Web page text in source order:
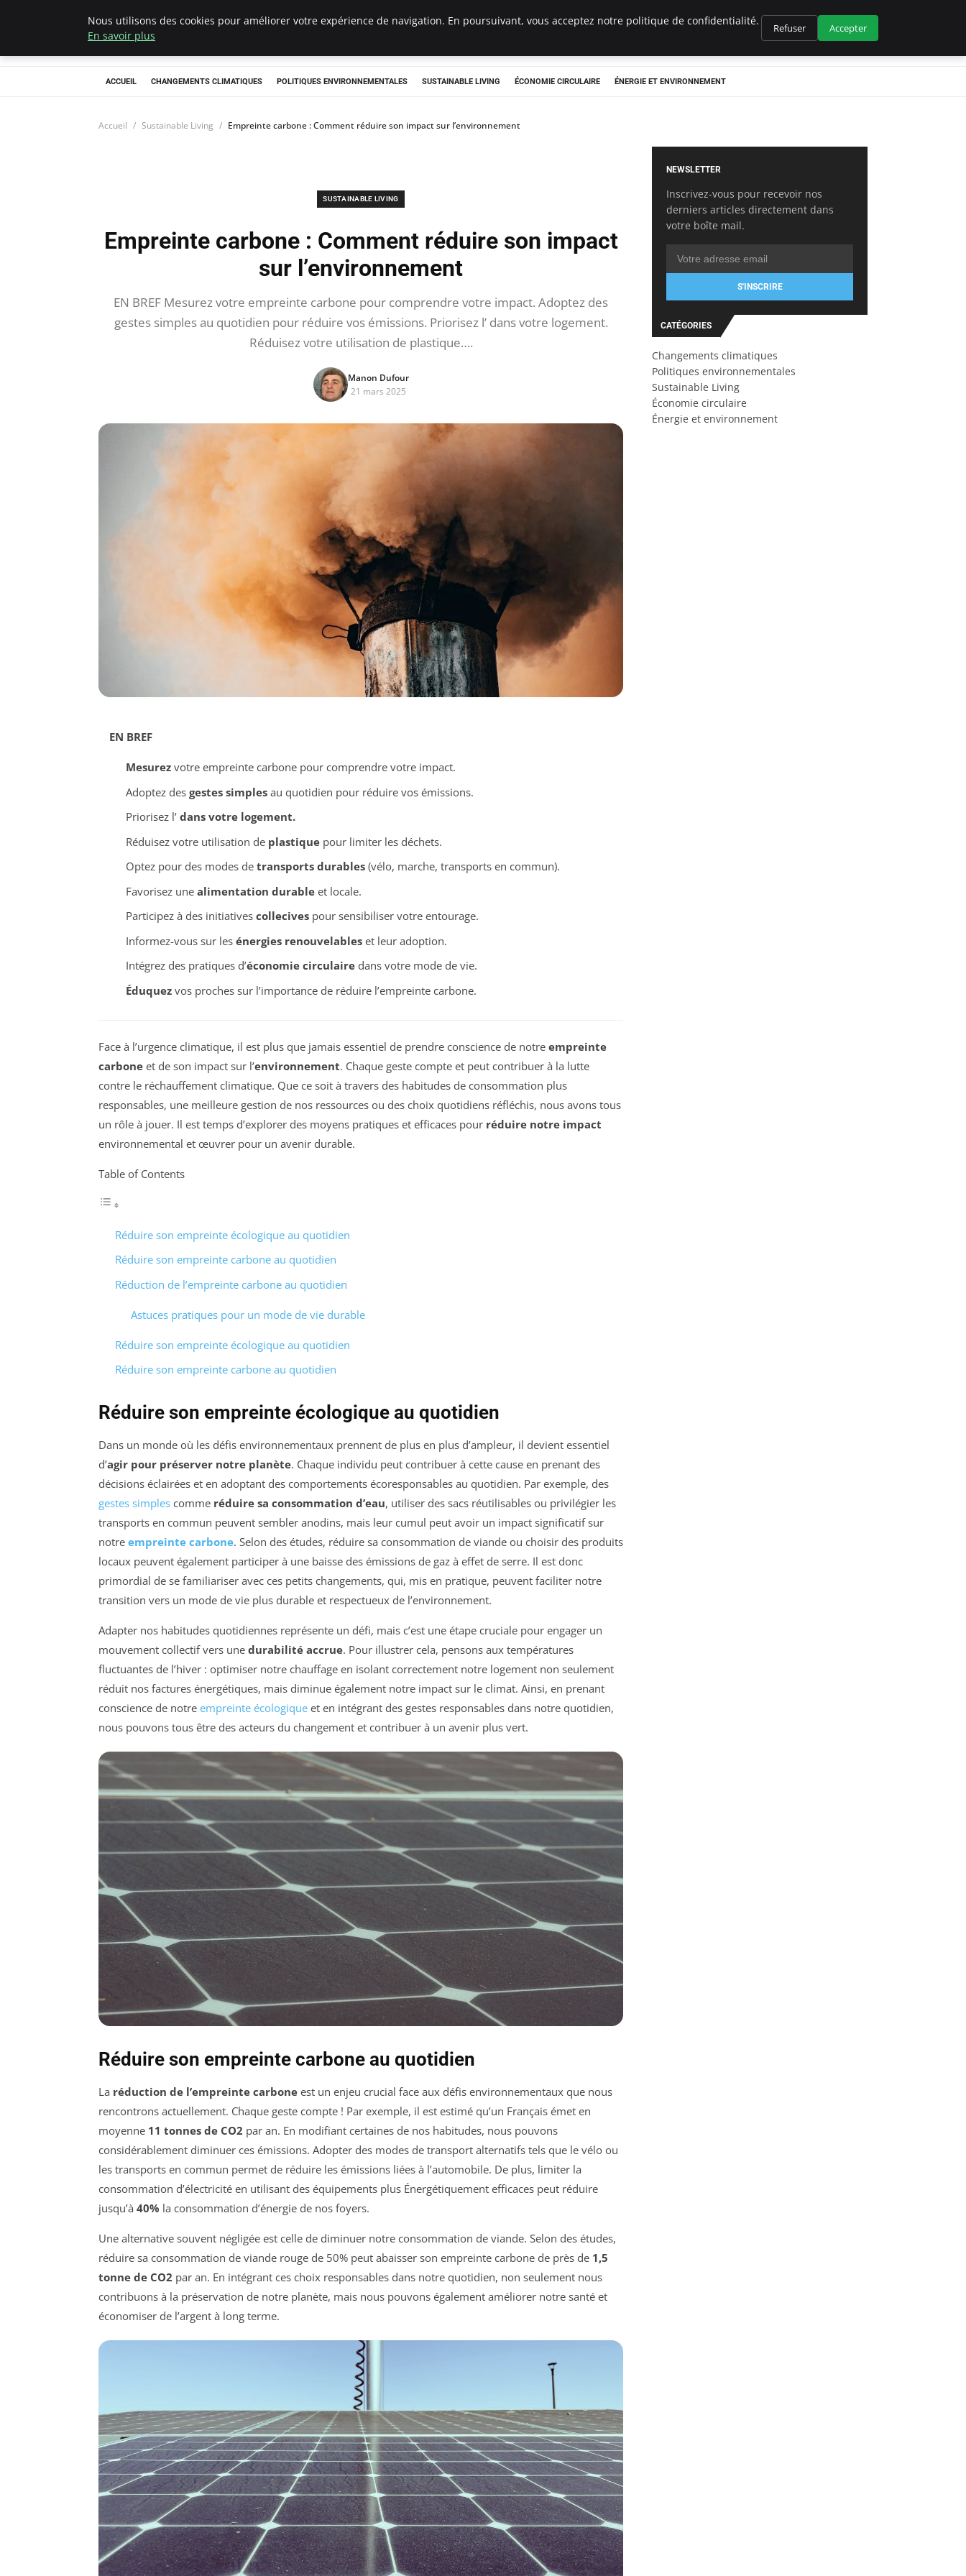
Climategatecountryclub.com
ACCUEIL CHANGEMENTS CLIMATIQUES POLITIQUES ENVIRONNEMENTALES SUSTAINABLE LIVING ÉCONOMIE CIRCULAIRE ÉNERGIE ET ENVIRONNEMENT
Accueil Sustainable Living Empreinte carbone : Comment réduire son impact sur l’environnement
SUSTAINABLE LIVING
Empreinte carbone : Comment réduire son impact
sur l’environnement
EN BREF Mesurez votre empreinte carbone pour comprendre votre impact. Adoptez des
gestes simples au quotidien pour réduire vos émissions. Priorisez l’ dans votre logement.
Réduisez votre utilisation de plastique….
Manon Dufour
21 mars 2025
EN BREF
Mesurezvotre empreinte carbone pour comprendre votre impact.
Adoptez des gestes simplesau quotidien pour réduire vos émissions.
Priorisez l’dans votre logement.
Réduisez votre utilisation de plastiquepour limiter les déchets.
Optez pour des modes de transports durables(vélo, marche, transports en commun).
Favorisez une alimentation durableet locale.
Participez à des initiatives collecivespour sensibiliser votre entourage.
Informez-vous sur les énergies renouvelableset leur adoption.
Intégrez des pratiques d’économie circulairedans votre mode de vie.
Éduquezvos proches sur l’importance de réduire l’empreinte carbone.
Face à l’urgence climatique, il est plus que jamais essentiel de prendre conscience de notre empreinte
carbone et de son impact sur l’environnement. Chaque geste compte et peut contribuer à la lutte
contre le réchauffement climatique. Que ce soit à travers des habitudes de consommation plus
responsables, une meilleure gestion de nos ressources ou des choix quotidiens réfléchis, nous avons tous
un rôle à jouer. Il est temps d’explorer des moyens pratiques et efficaces pour réduire notre impact
environnemental et œuvrer pour un avenir durable.
Table of Contents
Réduire son empreinte écologique au quotidien
Réduire son empreinte carbone au quotidien
Réduction de l’empreinte carbone au quotidien
Astuces pratiques pour un mode de vie durable
Réduire son empreinte écologique au quotidien
Réduire son empreinte carbone au quotidien
Réduire son empreinte écologique au quotidien
Dans un monde où les défis environnementaux prennent de plus en plus d’ampleur, il devient essentiel
d’agir pour préserver notre planète. Chaque individu peut contribuer à cette cause en prenant des
décisions éclairées et en adoptant des comportements écoresponsables au quotidien. Par exemple, des
gestes simples comme réduire sa consommation d’eau, utiliser des sacs réutilisables ou privilégier les
transports en commun peuvent sembler anodins, mais leur cumul peut avoir un impact significatif sur
notre empreinte carbone. Selon des études, réduire sa consommation de viande ou choisir des produits
locaux peuvent également participer à une baisse des émissions de gaz à effet de serre. Il est donc
primordial de se familiariser avec ces petits changements, qui, mis en pratique, peuvent faciliter notre
transition vers un mode de vie plus durable et respectueux de l’environnement.
Adapter nos habitudes quotidiennes représente un défi, mais c’est une étape cruciale pour engager un
mouvement collectif vers une durabilité accrue. Pour illustrer cela, pensons aux températures
fluctuantes de l’hiver : optimiser notre chauffage en isolant correctement notre logement non seulement
réduit nos factures énergétiques, mais diminue également notre impact sur le climat. Ainsi, en prenant
conscience de notre empreinte écologique et en intégrant des gestes responsables dans notre quotidien,
nous pouvons tous être des acteurs du changement et contribuer à un avenir plus vert.
Réduire son empreinte carbone au quotidien
La réduction de l’empreinte carbone est un enjeu crucial face aux défis environnementaux que nous
rencontrons actuellement. Chaque geste compte ! Par exemple, il est estimé qu’un Français émet en
moyenne 11 tonnes de CO2 par an. En modifiant certaines de nos habitudes, nous pouvons
considérablement diminuer ces émissions. Adopter des modes de transport alternatifs tels que le vélo ou
les transports en commun permet de réduire les émissions liées à l’automobile. De plus, limiter la
consommation d’électricité en utilisant des équipements plus Énergétiquement efficaces peut réduire
jusqu’à 40% la consommation d’énergie de nos foyers.
Une alternative souvent négligée est celle de diminuer notre consommation de viande. Selon des études,
réduire sa consommation de viande rouge de 50% peut abaisser son empreinte carbone de près de 1,5
tonne de CO2 par an. En intégrant ces choix responsables dans notre quotidien, non seulement nous
contribuons à la préservation de notre planète, mais nous pouvons également améliorer notre santé et
économiser de l’argent à long terme.
NEWSLETTER
Inscrivez-vous pour recevoir nos
derniers articles directement dans
votre boîte mail.
S'INSCRIRE
CATÉGORIES
Changements climatiques
Politiques environnementales
Sustainable Living
Économie circulaire
Énergie et environnement
Nous utilisons des cookies pour améliorer votre expérience de navigation. En poursuivant, vous acceptez notre politique de confidentialité.
En savoir plus
Refuser Accepter